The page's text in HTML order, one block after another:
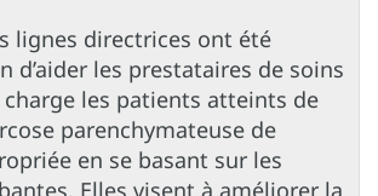
lignes directrices ont été
d’aider les prestataires de soins
les patients atteints de
parenchymateuse de
en se basant sur les
Elles visent à améliorer la